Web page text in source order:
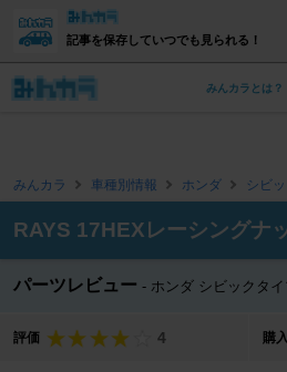
記事を保存していつでも見られる！
みんカラとは？
みんカラ 車種別情報 ホンダ シビ
RAYS 17HEXレーシングナ
パーツレビュー ホンダ シビックタ
評価 4 購